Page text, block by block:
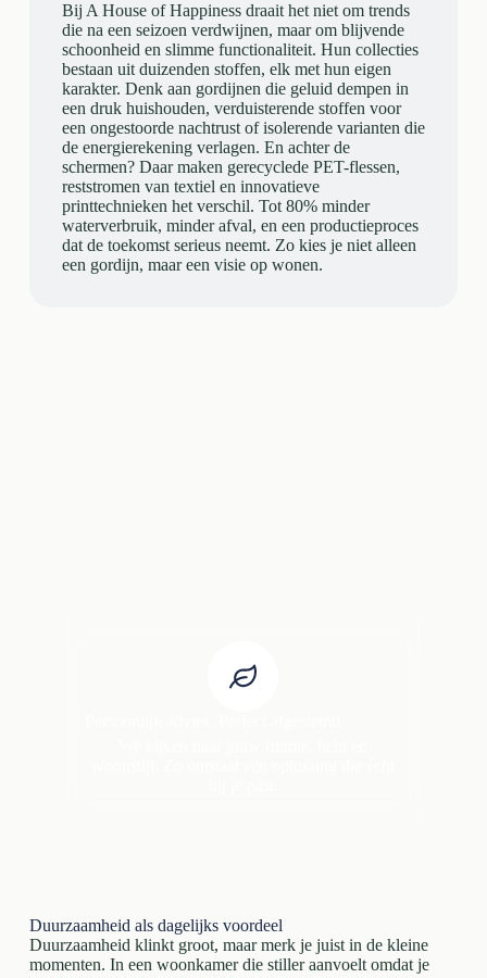
Bij A House of Happiness draait het niet om trends
die na een seizoen verdwijnen, maar om blijvende
schoonheid en slimme functionaliteit. Hun collecties
bestaan uit duizenden stoffen, elk met hun eigen
karakter. Denk aan gordijnen die geluid dempen in
een druk huishouden, verduisterende stoffen voor
een ongestoorde nachtrust of isolerende varianten die
de energierekening verlagen. En achter de
schermen? Daar maken gerecyclede PET-flessen,
reststromen van textiel en innovatieve
printtechnieken het verschil. Tot 80% minder
waterverbruik, minder afval, en een productieproces
dat de toekomst serieus neemt. Zo kies je niet alleen
een gordijn, maar een visie op wonen.
Duurzaamheid als dagelijks voordeel
Duurzaamheid klinkt groot, maar merk je juist in de kleine
momenten. In een woonkamer die stiller aanvoelt omdat je